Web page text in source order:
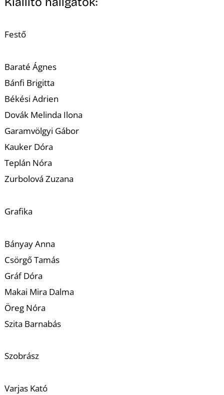
Festő
Baraté Ágnes
Bánfi Brigitta
Békési Adrien
Dovák Melinda Ilona
Garamvölgyi Gábor
Kauker Dóra
Teplán Nóra
Zurbolová Zuzana
Grafika
Bányay Anna
Csörgő Tamás
Gráf Dóra
Makai Mira Dalma
Öreg Nóra
Szita Barnabás
Szobrász
Varjas Kató